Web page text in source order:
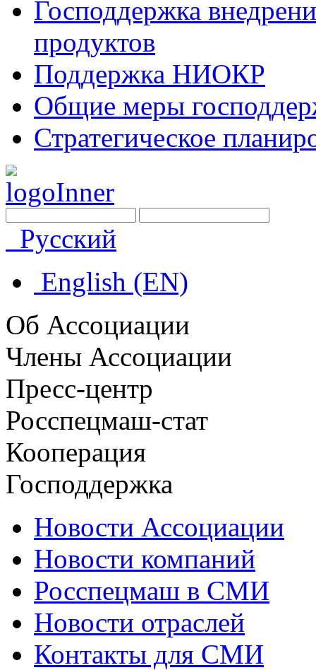
Господдержка
продуктов
Поддержка НИОКР
Общие меры
Стратегическое
Русский
English (EN)
Об Ассоциации
Члены Ассоциации
Пресс-центр
Росспецмаш-стат
Кооперация
Господдержка
Новости Ассоциации
Новости компаний
Росспецмаш в СМИ
Новости отраслей
Контакты для СМИ